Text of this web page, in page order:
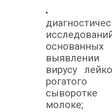
вирусу
молоке;